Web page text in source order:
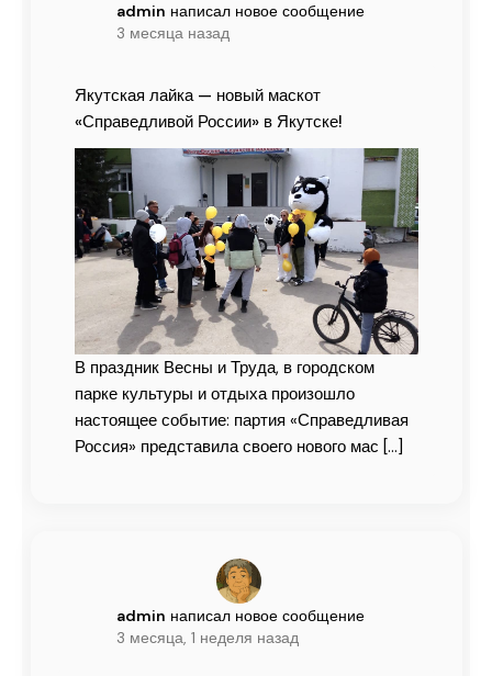
admin написал новое сообщение
3 месяца назад
Якутская лайка — новый маскот
«Справедливой России» в Якутске!
В праздник Весны и Труда, в городском
парке культуры и отдыха произошло
настоящее событие: партия «Справедливая
Россия» представила своего нового мас […]
admin написал новое сообщение
3 месяца, 1 неделя назад